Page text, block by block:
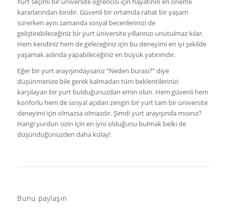
kararlarından biridir. Güvenli bir ortamda rahat bir yaşam
sürerken aynı zamanda sosyal becerilerinizi de
geliştirebileceğiniz bir yurt üniversite yıllarınızı unutulmaz kılar.
Hem kendiniz hem de geleceğiniz için bu deneyimi en iyi şekilde
yaşamak aslında yapabileceğiniz en büyük yatırımdır.
Eğer bir yurt arayışındaysanız “Neden burası?” diye
düşünmenize bile gerek kalmadan tüm beklentilerinizi
karşılayan bir yurt bulduğunuzdan emin olun. Hem güvenli hem
konforlu hem de sosyal açıdan zengin bir yurt tam bir üniversite
deneyimi için olmazsa olmazdır. Şimdi yurt arayışında mısınız?
Hangi yurdun sizin için en iyisi olduğunu bulmak belki de
düşündüğünüzden daha kolay!
Bunu paylaşın